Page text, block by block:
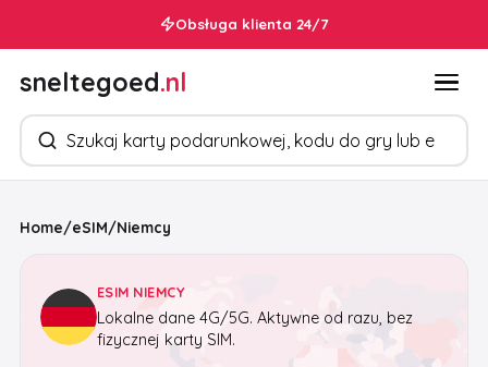
Obsługa klienta 24/7
sneltegoed.nl
Szukaj produktów
Home/eSIM/Niemcy
ESIM NIEMCY
Lokalne dane 4G/5G. Aktywne od razu, bez
fizycznej karty SIM.